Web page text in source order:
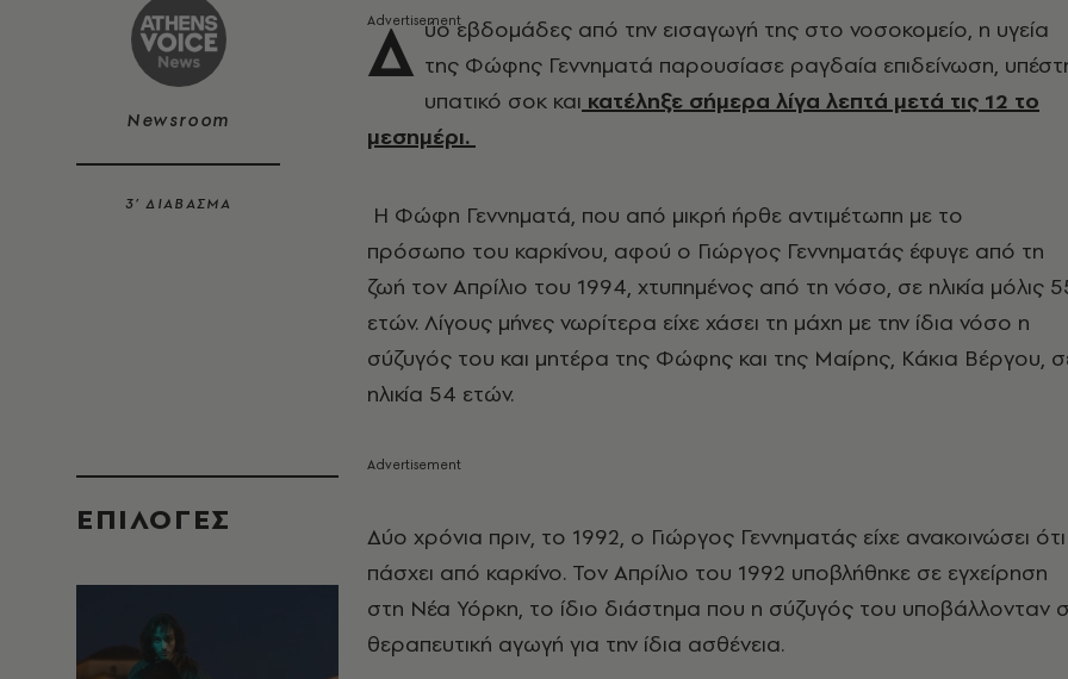
Newsroom
3’ ΔΙΑΒΑΣΜΑ
EΠΙΛΟΓΈΣ
Δ ύο εβδομάδες από την εισαγωγή της στο νοσοκομείο, η υγεία
της Φώφης Γεννηματά παρουσίασε ραγδαία επιδείνωση,
υπατικό σοκ και κατέληξε σήμερα λίγα λεπτά μετά τις 12 το
μεσημέρι.
Η Φώφη Γεννηματά, που από μικρή ήρθε αντιμέτωπη με το
πρόσωπο του καρκίνου, αφού ο Γιώργος Γεννηματάς έφυγε από τη
ζωή τον Απρίλιο του 1994, χτυπημένος από τη νόσο, σε ηλικία μόλις
ετών. Λίγους μήνες νωρίτερα είχε χάσει τη μάχη με την ίδια νόσο η
σύζυγός του και μητέρα της Φώφης και της Μαίρης, Κάκια Βέργου,
ηλικία 54 ετών.
Δύο χρόνια πριν, το 1992, ο Γιώργος Γεννηματάς είχε ανακοινώσει ότι
πάσχει από καρκίνο. Τον Απρίλιο του 1992 υποβλήθηκε σε εγχείρηση
στη Νέα Υόρκη, το ίδιο διάστημα που η σύζυγός του υποβάλλονταν
θεραπευτική αγωγή για την ίδια ασθένεια.